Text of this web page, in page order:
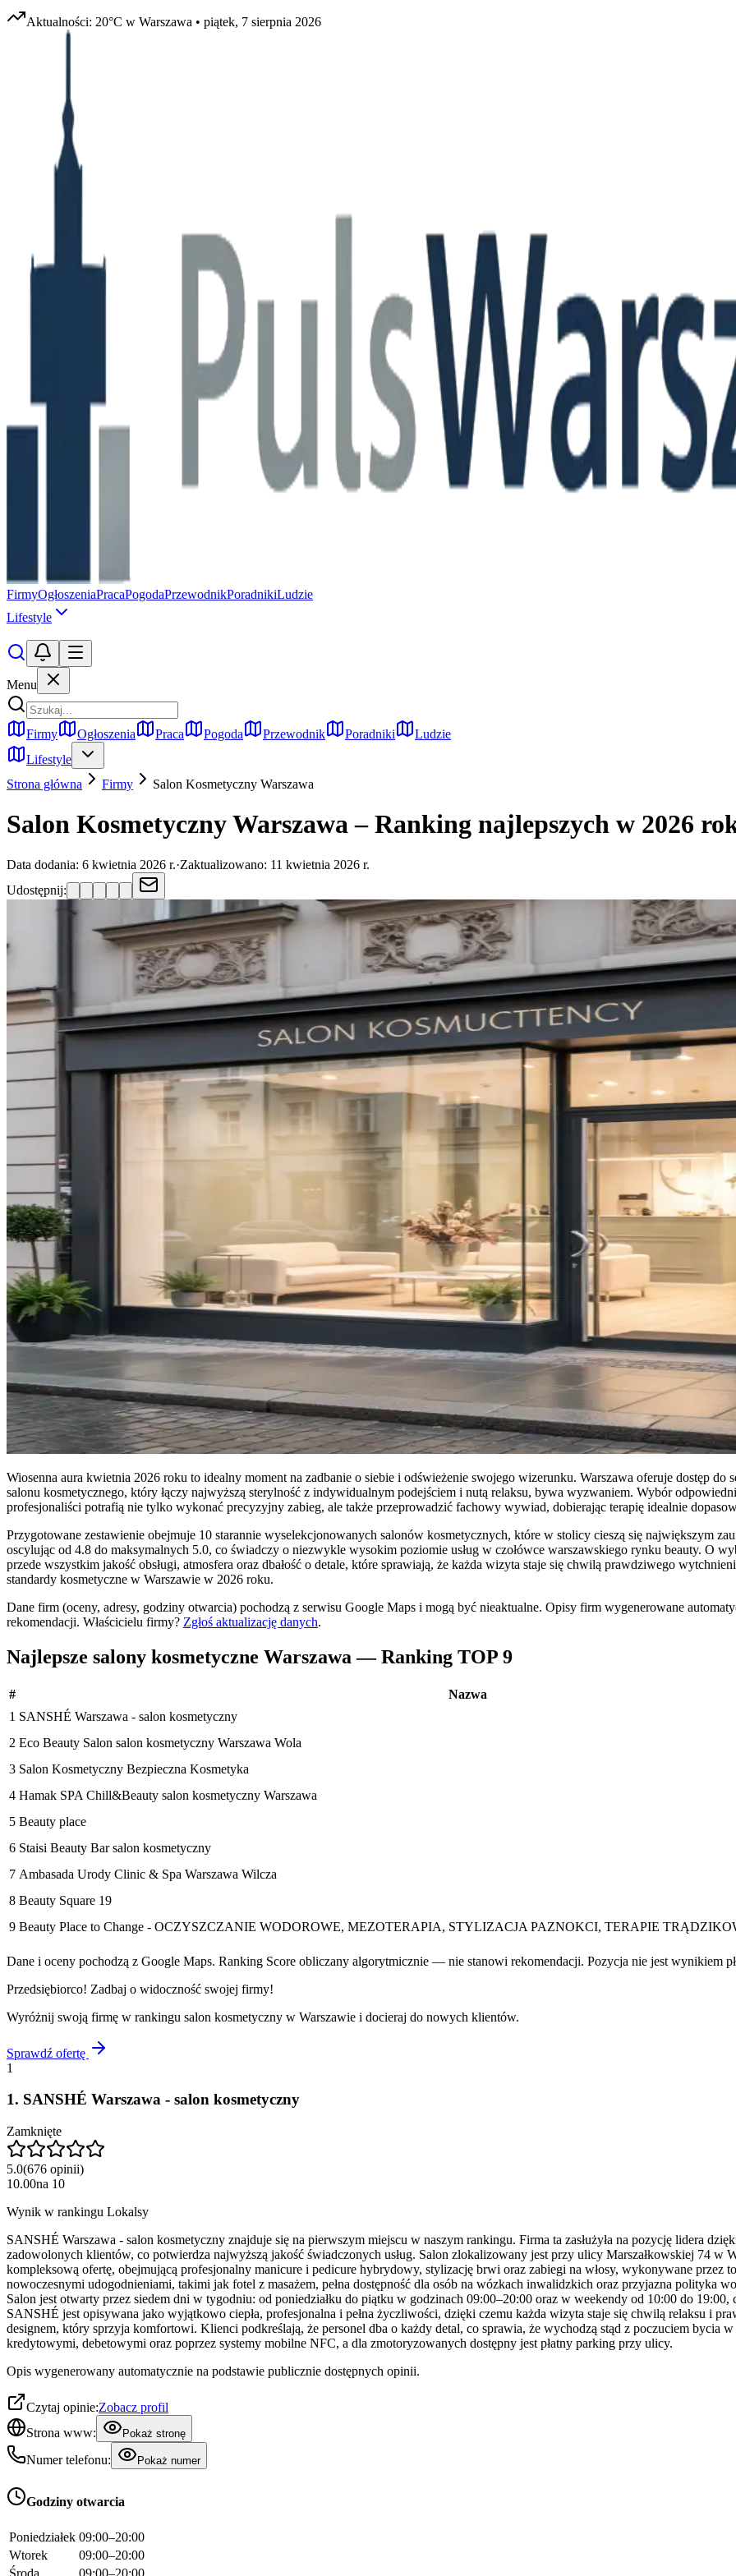
Aktualności: 20°C w Warszawa • piątek, 7 sierpnia 2026
FirmyOgłoszeniaPracaPogodaPrzewodnikPoradnikiLudzie
Lifestyle
Menu
Firmy Ogłoszenia Praca Pogoda Przewodnik Poradniki
Ludzie
Lifestyle
Strona główna
Firmy Salon Kosmetyczny Warszawa
Salon Kosmetyczny Warszawa – Ranking najlepszych w 2026
Data dodania: 6 kwietnia 2026 r.·Zaktualizowano: 11 kwietnia 2026 r.
Udostępnij:
Wiosenna aura kwietnia 2026 roku to idealny moment na zadbanie o siebie i odświeżenie swojego wizerunku. Warszawa oferuje dostęp do
salonu kosmetycznego, który łączy najwyższą sterylność z indywidualnym podejściem i nutą relaksu, bywa wyzwaniem. Wybór
profesjonaliści potrafią nie tylko wykonać precyzyjny zabieg, ale także przeprowadzić fachowy wywiad, dobierając terapię idealnie
Przygotowane zestawienie obejmuje 10 starannie wyselekcjonowanych salonów kosmetycznych, które w stolicy cieszą się największym
oscylując od 4.8 do maksymalnych 5.0, co świadczy o niezwykle wysokim poziomie usług w czołówce warszawskiego rynku beauty. O
przede wszystkim jakość obsługi, atmosfera oraz dbałość o detale, które sprawiają, że każda wizyta staje się chwilą prawdziwego
standardy kosmetyczne w Warszawie w 2026 roku.
Dane firm (oceny, adresy, godziny otwarcia) pochodzą z serwisu Google Maps i mogą być nieaktualne. Opisy firm wygenerowane
rekomendacji. Właścicielu firmy? Zgłoś aktualizację danych.
Najlepsze salony kosmetyczne Warszawa — Ranking TOP 9
#
Nazwa
1 SANSHÉ Warszawa - salon kosmetyczny
2 Eco Beauty Salon salon kosmetyczny Warszawa Wola
3 Salon Kosmetyczny Bezpieczna Kosmetyka
4 Hamak SPA Chill&Beauty salon kosmetyczny Warszawa
5 Beauty place
6 Staisi Beauty Bar salon kosmetyczny
7 Ambasada Urody Clinic & Spa Warszawa Wilcza
8 Beauty Square 19
9 Beauty Place to Change - OCZYSZCZANIE WODOROWE, MEZOTERAPIA, STYLIZACJA PAZNOKCI, TERAPIE
Dane i oceny pochodzą z Google Maps. Ranking Score obliczany algorytmicznie — nie stanowi rekomendacji. Pozycja nie jest wynikiem
Przedsiębiorco! Zadbaj o widoczność swojej firmy!
Wyróżnij swoją firmę w rankingu salon kosmetyczny w Warszawie i docieraj do nowych klientów.
Sprawdź ofertę
1
1. SANSHÉ Warszawa - salon kosmetyczny
Zamknięte
5.0(676 opinii)
10.00na 10
Wynik w rankingu Lokalsy
SANSHÉ Warszawa - salon kosmetyczny znajduje się na pierwszym miejscu w naszym rankingu. Firma ta zasłużyła na pozycję lidera
zadowolonych klientów, co potwierdza najwyższą jakość świadczonych usług. Salon zlokalizowany jest przy ulicy Marszałkowskiej 74 w
kompleksową ofertę, obejmującą profesjonalny manicure i pedicure hybrydowy, stylizację brwi oraz zabiegi na włosy, wykonywane
nowoczesnymi udogodnieniami, takimi jak fotel z masażem, pełna dostępność dla osób na wózkach inwalidzkich oraz przyjazna polityka
Salon jest otwarty przez siedem dni w tygodniu: od poniedziałku do piątku w godzinach 09:00–20:00 oraz w weekendy od 10:00 do
SANSHÉ jest opisywana jako wyjątkowo ciepła, profesjonalna i pełna życzliwości, dzięki czemu każda wizyta staje się chwilą relaksu i
designem, który sprzyja komfortowi. Klienci podkreślają, że personel dba o każdy detal, co sprawia, że wychodzą stąd z poczuciem bycia
kredytowymi, debetowymi oraz poprzez systemy mobilne NFC, a dla zmotoryzowanych dostępny jest płatny parking przy ulicy.
Opis wygenerowany automatycznie na podstawie publicznie dostępnych opinii.
Czytaj opinie:Zobacz profil
Strona www:
Pokaż stronę
Numer telefonu: Pokaż numer
Godziny otwarcia
Poniedziałek 09:00–20:00
Wtorek
09:00–20:00
Środa
09:00–20:00